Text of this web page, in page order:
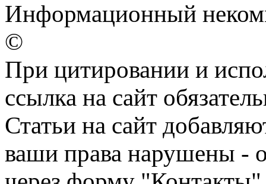
Информационный
©
При цитировании и
ссылка на сайт
Статьи на сайт
ваши права нарушены -